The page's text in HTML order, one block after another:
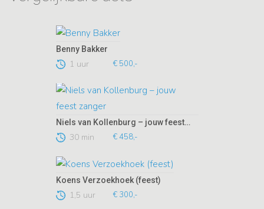
Benny Bakker
1 uur € 500,-
Niels van Kollenburg – jouw feest zanger
30 min € 458,-
Koens Verzoekhoek (feest)
1,5 uur € 300,-